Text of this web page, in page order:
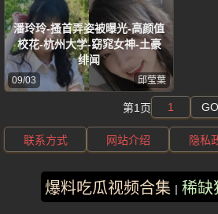
潘玲玲-搔首弄姿被曝光-高颜值
校花-杭州大学-窈窕女神-土豪
绯闻
09/03 邱莹葉
第1页 GO
爆料吃瓜视频合集 稀缺
联系方式 网站介绍 隐私
版权所有 ©2025 风车动漫